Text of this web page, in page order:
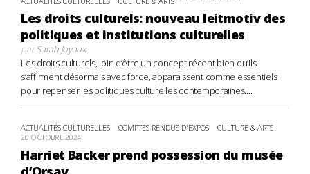
Les droits culturels: nouveau leitmotiv des
politiques et institutions culturelles
parSarah Joyaux
Les droits culturels, loin d’être un concept récent bien qu’ils
s’affirment désormais avec force, apparaissent comme essentiels
pour repenser les politiques culturelles contemporaines....
ACTUALITÉS CULTURELLES COMPTES RENDUS D'EXPOS CULTURE & ARTS
20 OCTOBRE 2024
Harriet Backer prend possession du musée